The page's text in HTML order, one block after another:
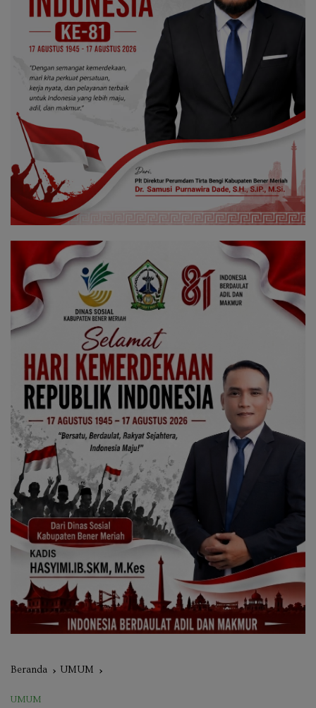
Beranda UMUM
UMUM